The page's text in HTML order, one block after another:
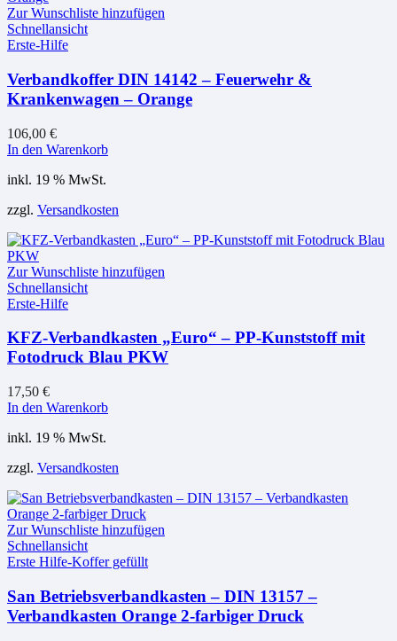
Zur Wunschliste hinzufügen
Schnellansicht
Erste-Hilfe
Verbandkoffer DIN 14142 – Feuerwehr &
Krankenwagen – Orange
106,00 €
In den Warenkorb
inkl. 19 % MwSt.
zzgl. Versandkosten
Zur Wunschliste hinzufügen
Schnellansicht
Erste-Hilfe
KFZ-Verbandkasten „Euro“ – PP-Kunststoff mit
Fotodruck Blau PKW
17,50 €
In den Warenkorb
inkl. 19 % MwSt.
zzgl. Versandkosten
Zur Wunschliste hinzufügen
Schnellansicht
Erste Hilfe-Koffer gefüllt
San Betriebsverbandkasten – DIN 13157 –
Verbandkasten Orange 2-farbiger Druck